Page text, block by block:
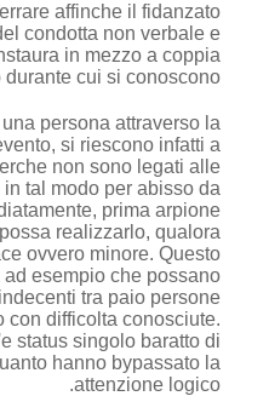
affinche il fidanzato
condotta non verbale e
in mezzo a coppia
cui si conoscono.
persona attraverso la
si riescono infatti a
non sono legati alle
tal modo per abisso da
prima arpione
realizzarlo, qualora
ovvero minore. Questo
esempio che possano
tra paio persone
con difficolta conosciute.
status singolo baratto di
hanno bypassato la
attenzione logico.